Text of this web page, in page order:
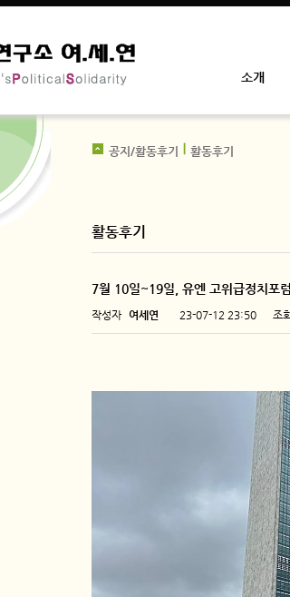
소개
공지/활동후기 활동후기
활동후기
7월 10일~19일, 유엔 고위급정치포
페이지 정보
작성자 여세연 23-07-12 23:50 조회